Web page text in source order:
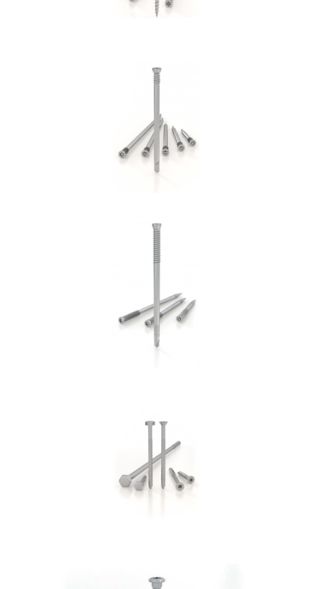
ROTHOBLAAS
Vite per cemento SKR:SKS
ROTHOBLAAS